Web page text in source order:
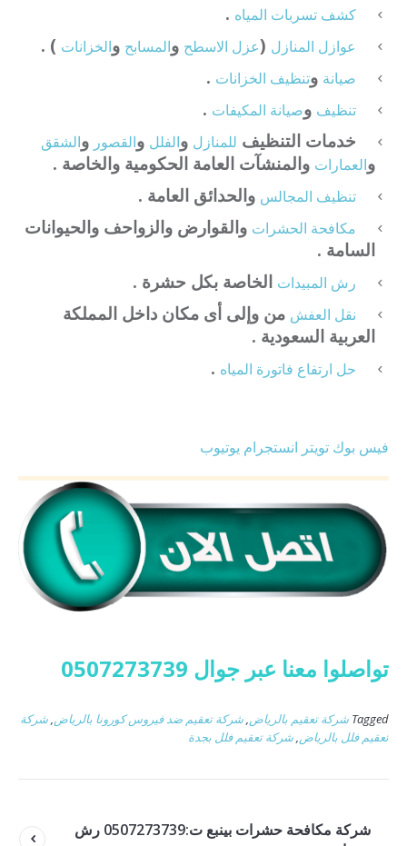
كشف تسربات المياه .
عوازل المنازل (عزل الاسطح والمسابح والخزانات ) .
صيانة وتنظيف الخزانات .
تنظيف وصيانة المكيفات .
خدمات التنظيف للمنازل والفلل والقصور والشقق
والعمارات والمنشآت العامة الحكومية والخاصة .
تنظيف المجالس والحدائق العامة .
مكافحة الحشرات والقوارض والزواحف والحيوانات
السامة .
رش المبيدات الخاصة بكل حشرة .
نقل العفش من وإلى أى مكان داخل المملكة
العربية السعودية .
حل ارتفاع فاتورة المياه .
فيس بوك تويتر انستجرام يوتيوب
تواصلوا معنا عبر جوال 0507273739
Tagged شركة تعقيم بالرياض,شركة تعقيم ضد فيروس كورونا بالرياض,شركة
تعقيم فلل بالرياض,شركة تعقيم فلل بجدة
شركة مكافحة حشرات بينبع ت:0507273739 رش